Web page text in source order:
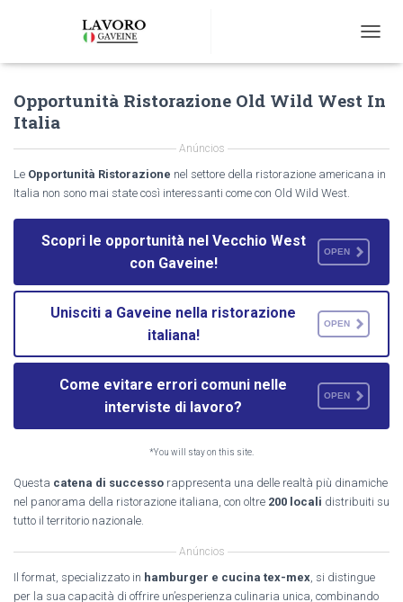
O
G
N
V
G
O
Opportunità Ristorazione Old Wild West In
Italia
Anúncios
Le Opportunità Ristorazione nel settore della ristorazione americana in
Italia non sono mai state così interessanti come con Old Wild West.
Scopri le opportunità nel Vecchio West
con Gaveine!
OPEN
Unisciti a Gaveine nella ristorazione
italiana!
OPEN
Come evitare errori comuni nelle
interviste di lavoro?
OPEN
*You will stay on this site.
Questa catena di successo rappresenta una delle realtà più dinamiche
nel panorama della ristorazione italiana, con oltre 200 locali distribuiti su
tutto il territorio nazionale.
Anúncios
Il format, specializzato in hamburger e cucina tex-mex , si distingue
per la sua capacità di offrire un’esperienza culinaria unica, combinando